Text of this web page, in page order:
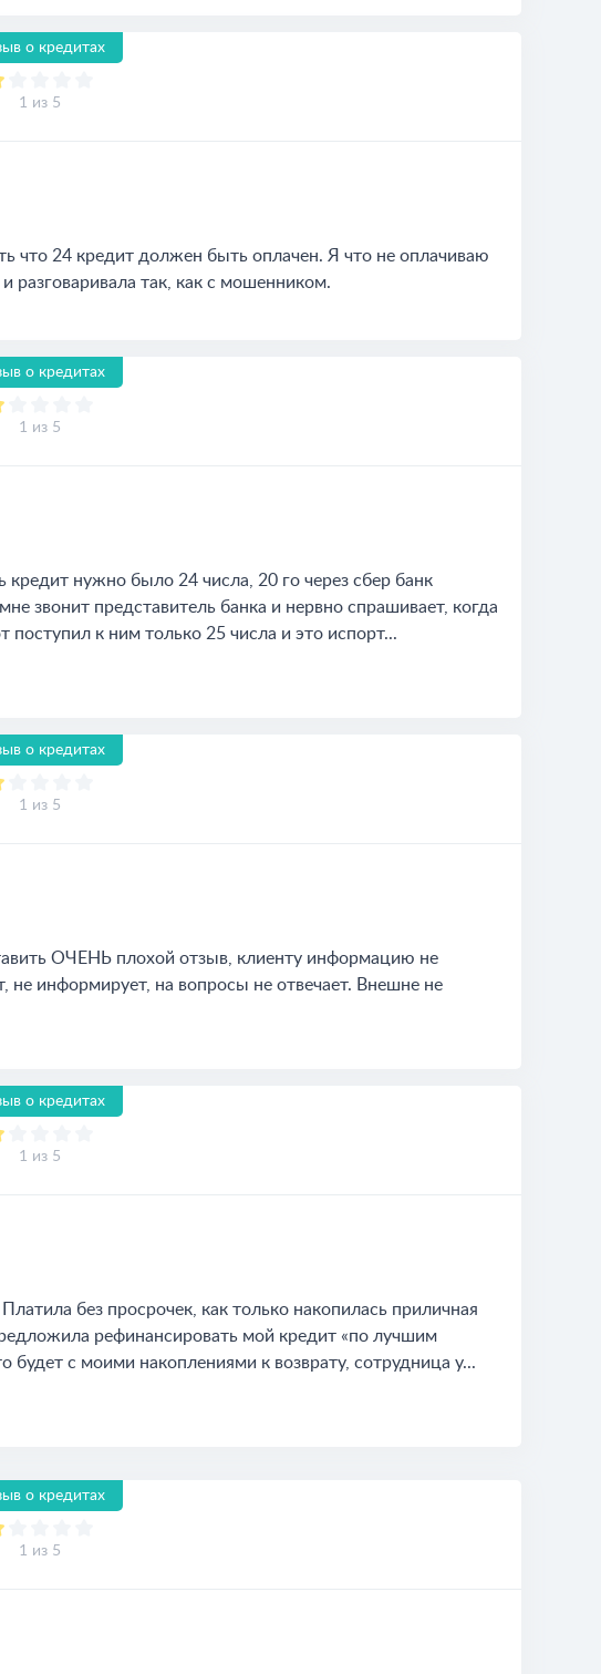
о кредитах
1 из 5
что 24 кредит должен быть оплачен. Я что не оплачиваю
разговаривала так, как с мошенником.
о кредитах
1 из 5
кредит нужно было 24 числа, 20 го через сбер банк
звонит представитель банка и нервно спрашивает, когда
поступил к ним только 25 числа и это испорт...
о кредитах
1 из 5
ОЧЕНЬ плохой отзыв, клиенту информацию не
не информирует, на вопросы не отвечает. Внешне не
о кредитах
1 из 5
без просрочек, как только накопилась приличная
рефинансировать мой кредит «по лучшим
будет с моими накоплениями к возврату, сотрудница у...
о кредитах
1 из 5